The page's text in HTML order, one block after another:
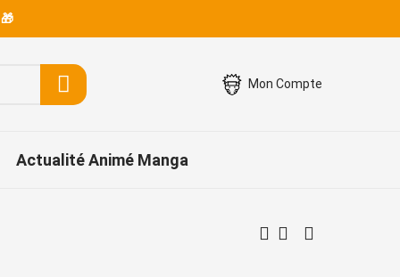
Mon Compte
Actualité Animé Manga